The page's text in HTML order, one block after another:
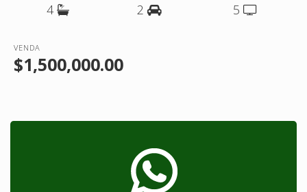
4 2 5
VENDA
$1,500,000.00